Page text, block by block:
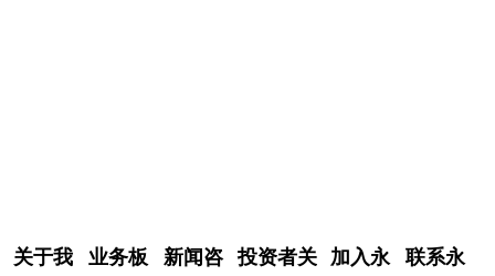
业务板
关于我
新闻咨
投资者关
加入永
联系永